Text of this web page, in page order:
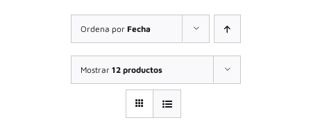
FORMACIÓN
COMUNIDAD
Ordena por Fecha
Mostrar 12 productos